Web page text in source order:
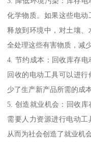
化学物质。如果这些电
释放到环境中，对土壤
全处理这些有害物质，减
4. 节约成本：回收库存电
回收的电动工具可以进
少了生产新产品所需的成
5. 创造就业机会：回收
需要人力资源进行电动工
从而为社会创造了就业机